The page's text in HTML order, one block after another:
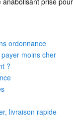
ordonnance
moins cher
?
livraison rapide